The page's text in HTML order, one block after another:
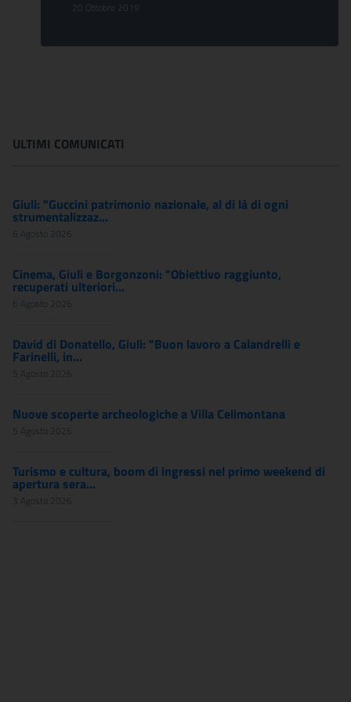
20 Ottobre 2019
ULTIMI COMUNICATI
Giuli: "Guccini patrimonio nazionale, al di là di ogni
strumentalizzaz...
6 Agosto 2026
Cinema, Giuli e Borgonzoni: "Obiettivo raggiunto,
recuperati ulteriori...
6 Agosto 2026
David di Donatello, Giuli: "Buon lavoro a Calandrelli e
Farinelli, in...
5 Agosto 2026
Nuove scoperte archeologiche a Villa Celimontana
5 Agosto 2026
Turismo e cultura, boom di ingressi nel primo weekend di
apertura sera...
3 Agosto 2026